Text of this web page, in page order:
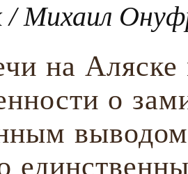
/ Михаил
на
о